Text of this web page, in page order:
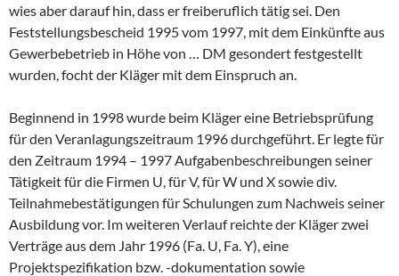
wies aber darauf hin, dass er freiberuflich tätig sei. Den
Feststellungsbescheid 1995 vom 1997, mit dem Einkünfte aus
Gewerbebetrieb in Höhe von … DM gesondert festgestellt
wurden, focht der Kläger mit dem Einspruch an.
Beginnend in 1998 wurde beim Kläger eine Betriebsprüfung
für den Veranlagungszeitraum 1996 durchgeführt. Er legte für
den Zeitraum 1994 – 1997 Aufgabenbeschreibungen seiner
Tätigkeit für die Firmen U, für V, für W und X sowie div.
Teilnahmebestätigungen für Schulungen zum Nachweis seiner
Ausbildung vor. Im weiteren Verlauf reichte der Kläger zwei
Verträge aus dem Jahr 1996 (Fa. U, Fa. Y), eine
Projektspezifikation bzw. -dokumentation sowie